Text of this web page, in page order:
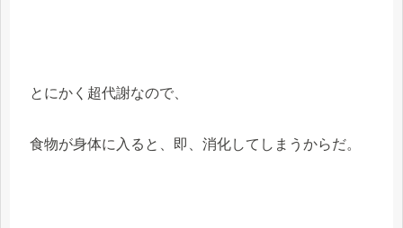
とにかく超代謝なので、
食物が身体に入ると、即、消化してしまうからだ。